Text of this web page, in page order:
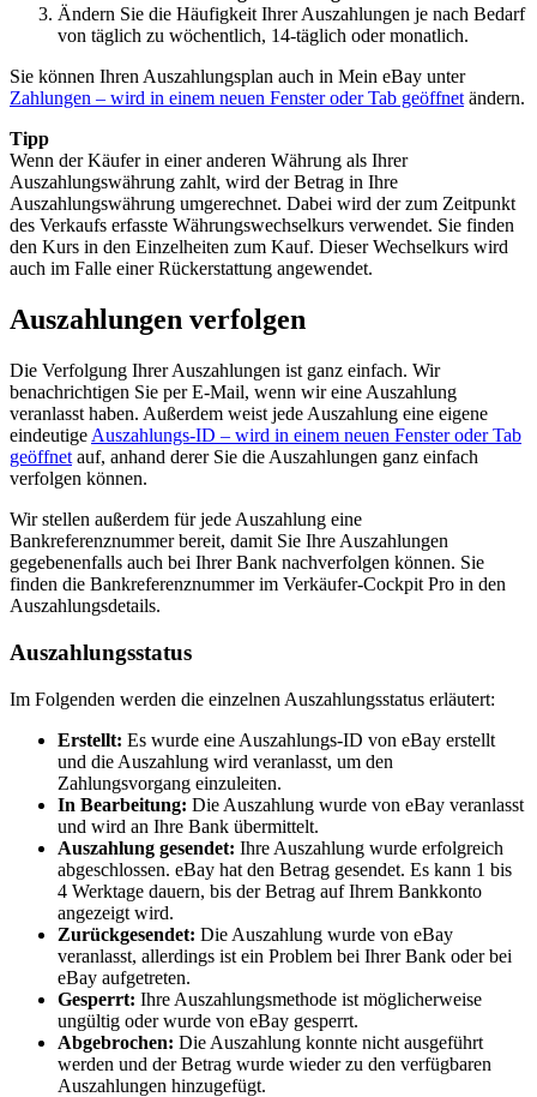
Ändern Sie die Häufigkeit Ihrer Auszahlungen je nach Bedarf
von täglich zu wöchentlich, 14-täglich oder monatlich.
Sie können Ihren Auszahlungsplan auch in Mein eBay unter
Zahlungen – wird in einem neuen Fenster oder Tab geöffnetändern.
Tipp
Wenn der Käufer in einer anderen Währung als Ihrer
Auszahlungswährung zahlt, wird der Betrag in Ihre
Auszahlungswährung umgerechnet. Dabei wird der zum Zeitpunkt
des Verkaufs erfasste Währungswechselkurs verwendet. Sie finden
den Kurs in den Einzelheiten zum Kauf. Dieser Wechselkurs wird
auch im Falle einer Rückerstattung angewendet.
Auszahlungen verfolgen
Die Verfolgung Ihrer Auszahlungen ist ganz einfach. Wir
benachrichtigen Sie per E-Mail, wenn wir eine Auszahlung
veranlasst haben. Außerdem weist jede Auszahlung eine eigene
eindeutige Auszahlungs-ID – wird in einem neuen Fenster oder Tab
geöffnet auf, anhand derer Sie die Auszahlungen ganz einfach
verfolgen können.
Wir stellen außerdem für jede Auszahlung eine
Bankreferenznummer bereit, damit Sie Ihre Auszahlungen
gegebenenfalls auch bei Ihrer Bank nachverfolgen können. Sie
finden die Bankreferenznummer im Verkäufer-Cockpit Pro in den
Auszahlungsdetails.
Auszahlungsstatus
Im Folgenden werden die einzelnen Auszahlungsstatus erläutert:
Erstellt: Es wurde eine Auszahlungs-ID von eBay erstellt
und die Auszahlung wird veranlasst, um den
Zahlungsvorgang einzuleiten.
In Bearbeitung: Die Auszahlung wurde von eBay veranlasst
und wird an Ihre Bank übermittelt.
Auszahlung gesendet: Ihre Auszahlung wurde erfolgreich
abgeschlossen. eBay hat den Betrag gesendet. Es kann 1 bis
4 Werktage dauern, bis der Betrag auf Ihrem Bankkonto
angezeigt wird.
Zurückgesendet: Die Auszahlung wurde von eBay
veranlasst, allerdings ist ein Problem bei Ihrer Bank oder bei
eBay aufgetreten.
Gesperrt: Ihre Auszahlungsmethode ist möglicherweise
ungültig oder wurde von eBay gesperrt.
Abgebrochen: Die Auszahlung konnte nicht ausgeführt
werden und der Betrag wurde wieder zu den verfügbaren
Auszahlungen hinzugefügt.